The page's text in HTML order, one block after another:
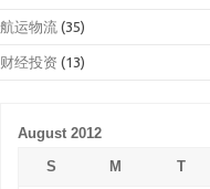
航运物流 (35)
财经投资 (13)
August 2012
S
M T